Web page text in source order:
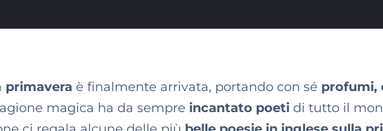
primavera è finalmente arrivata, portando con sé profumi,
magica ha da sempre incantato poeti di tutto il